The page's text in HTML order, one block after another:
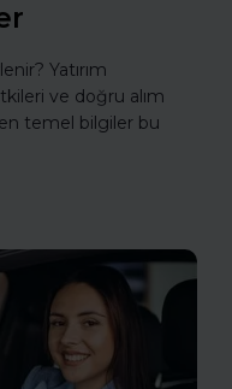
Yatırım
ve doğru alım
temel bilgiler bu